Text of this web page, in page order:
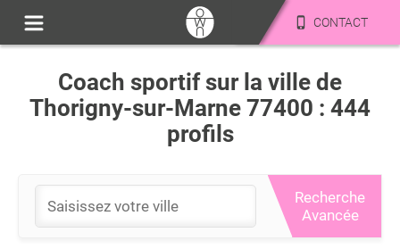
CONTACT
Coach sportif sur la ville de
Thorigny-sur-Marne 77400 : 444
profils
Recherche
Avancée